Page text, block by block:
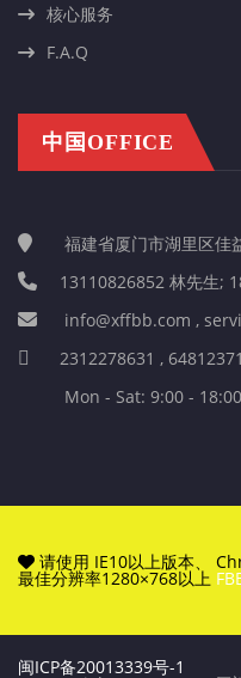
核心服务
F.A.Q
中国OFFICE
福建省厦门市湖里区佳
13110826852 林先生;
info@xffbb.com ,
2312278631 ,
Mon - Sat: 9:00 - 18:00
请使用 IE10以上版本、
最佳分辨率1280×768以上
闽ICP备20013339号-1